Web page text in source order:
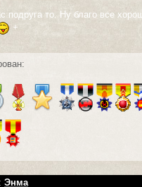
подруга то. Ну благо все
+
Энма